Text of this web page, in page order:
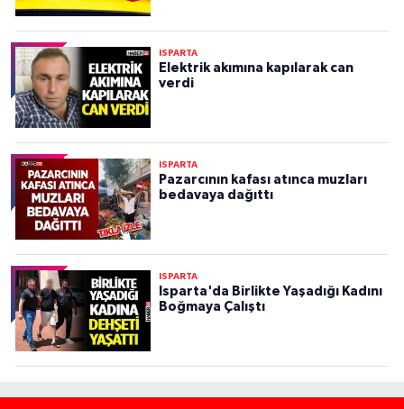
ISPARTA
Elektrik akımına kapılarak can
verdi
ISPARTA
Pazarcının kafası atınca muzları
bedavaya dağıttı
ISPARTA
Isparta'da Birlikte Yaşadığı Kadını
Boğmaya Çalıştı